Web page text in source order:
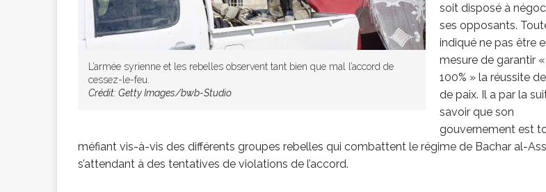
L’armée syrienne et les rebelles observent tant bien que mal l’accord de
cessez-le-feu.
Crédit: Getty Images/bwb-Studio
soit disposé à
ses opposants.
indiqué ne pas être
mesure de garantir
100% » la réussite
de paix. Il a par la
savoir que son
gouvernement est
méfiant vis-à-vis des différents groupes rebelles qui combattent le régime de Bachar al-
s’attendant à des tentatives de violations de l’accord.